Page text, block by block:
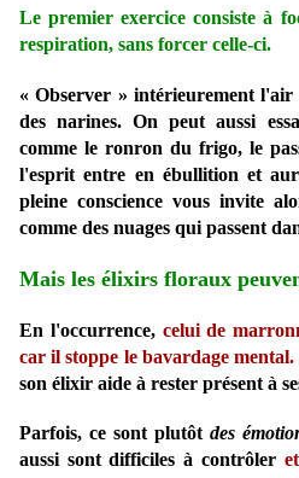
Le premier exercice consiste à
respiration, sans forcer celle-ci.
« Observer » intérieurement
des narines. On peut aussi
comme le ronron du frigo, le
l'esprit entre en ébullition et
pleine conscience vous invite
comme des nuages qui passent
Mais les élixirs floraux
En l'occurrence,celui de
car il stoppe le bavardage mental.
son élixir aide à rester présent à
Parfois, ce sont plutôt des
aussi sont difficiles à contrôler